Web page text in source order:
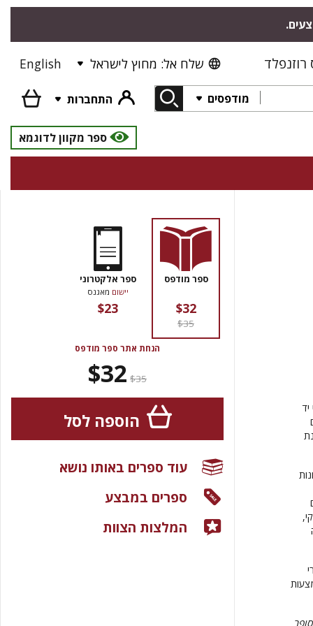
שלח אל: מחוץ לישראל English
מודפסים
התחברות
ספר מקוון לדוגמא
ספר מודפס
$32
$35
ספר אלקטרוני
יישום מאגנס
$23
הנחת אתר ספר מודפס
$35
$32
הוספה לסל
עוד ספרים באותו נושא
ספרים במבצע
המלצות הצוות